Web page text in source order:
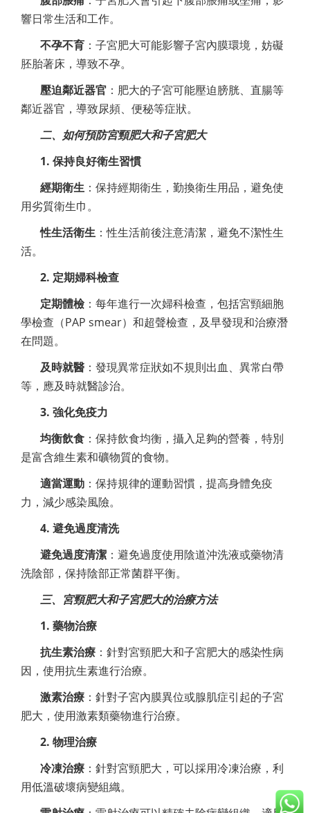
響日常生活和工作。
不孕不育 ：子宮肥大可能影響子宮內膜環境，妨礙
胚胎著床，導致不孕。
壓迫鄰近器官 ：肥大的子宮可能壓迫膀胱、直腸等
鄰近器官，導致尿頻、便秘等症狀。
二、如何預防宮頸肥大和子宮肥大
1. 保持良好衛生習慣
經期衛生 ：保持經期衛生，勤換衛生用品，避免使
用劣質衛生巾。
性生活衛生 ：性生活前後注意清潔，避免不潔性生
活。
2. 定期婦科檢查
定期體檢：每年進行一次婦科檢查，包括宮頸細胞
學檢查（PAP smear）和超聲檢查，及早發現和治療潛
在問題。
及時就醫 ：發現異常症狀如不規則出血、異常白帶
等，應及時就醫診治。
3. 強化免疫力
均衡飲食 ：保持飲食均衡，攝入足夠的營養，特別
是富含維生素和礦物質的食物。
適當運動 ：保持規律的運動習慣，提高身體免疫
力，減少感染風險。
4. 避免過度清洗
避免過度清潔 ：避免過度使用陰道沖洗液或藥物清
洗陰部，保持陰部正常菌群平衡。
三、宮頸肥大和子宮肥大的治療方法
1. 藥物治療
抗生素治療 ：針對宮頸肥大和子宮肥大的感染性病
因，使用抗生素進行治療。
激素治療 ：針對子宮內膜異位或腺肌症引起的子宮
肥大，使用激素類藥物進行治療。
2. 物理治療
冷凍治療 ：針對宮頸肥大，可以採用冷凍治療，利
用低溫破壞病變組織。